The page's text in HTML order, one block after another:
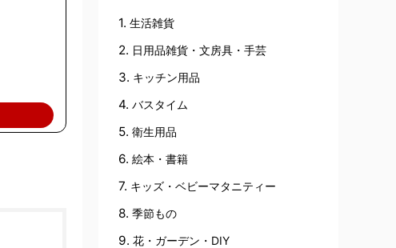
生活雑貨
日用品雑貨・文房具・手芸
キッチン用品
バスタイム
衛生用品
絵本・書籍
キッズ・ベビーマタニティー
季節もの
花・ガーデン・DIY